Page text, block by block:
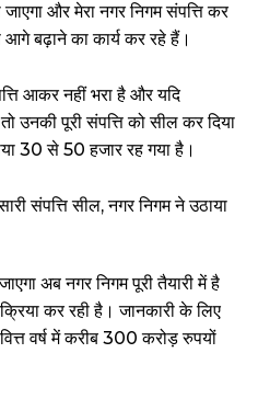
और मेरा नगर निगम संपत्ति कर
बढ़ाने का कार्य कर रहे हैं।
आकर नहीं भरा है और यदि
उनकी पूरी संपत्ति को सील कर दिया
30 से 50 हजार रह गया है।
अब नगर निगम पूरी तैयारी में है
कर रही है। जानकारी के लिए
वर्ष में करीब 300 करोड़ रुपयों